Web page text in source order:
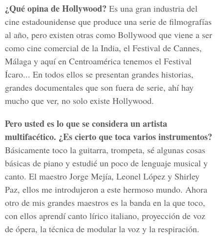
¿Qué opina de Hollywood? Es una gran industria del
cine estadounidense que produce una serie de filmografías
al año, pero existen otras como Bollywood que viene a ser
como cine comercial de la India, el Festival de Cannes,
Málaga y aquí en Centroamérica tenemos el Festival
Ícaro... En todos ellos se presentan grandes historias,
grandes documentales que son fuera de serie, ahí hay
mucho que ver, no solo existe Hollywood.
Pero usted es lo que se considera un artista
multifacético. ¿Es cierto que toca varios instrumentos?
Básicamente toco la guitarra, trompeta, sé algunas cosas
básicas de piano y estudié un poco de lenguaje musical y
canto. El maestro Jorge Mejía, Leonel López y Shirley
Paz, ellos me introdujeron a este hermoso mundo. Ahora
otro de mis grandes maestros es la banda en la que toco,
con ellos aprendí canto lírico italiano, proyección de voz
de ópera, la técnica de modular la voz y la respiración.